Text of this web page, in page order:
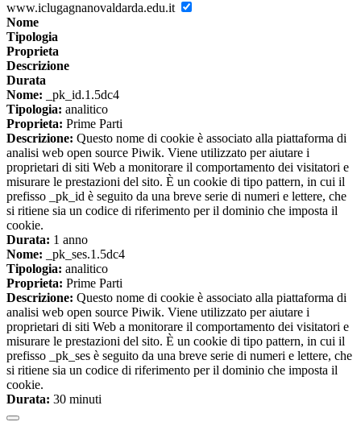
www.iclugagnanovaldarda.edu.it
Nome
Tipologia
Proprieta
Descrizione
Durata
Nome: _pk_id.1.5dc4
Tipologia: analitico
Proprieta: Prime Parti
Descrizione: Questo nome di cookie è associato alla piattaforma di
analisi web open source Piwik. Viene utilizzato per aiutare i
proprietari di siti Web a monitorare il comportamento dei visitatori e
misurare le prestazioni del sito. È un cookie di tipo pattern, in cui il
prefisso _pk_id è seguito da una breve serie di numeri e lettere, che
si ritiene sia un codice di riferimento per il dominio che imposta il
cookie.
Durata: 1 anno
Nome: _pk_ses.1.5dc4
Tipologia: analitico
Proprieta: Prime Parti
Descrizione: Questo nome di cookie è associato alla piattaforma di
analisi web open source Piwik. Viene utilizzato per aiutare i
proprietari di siti Web a monitorare il comportamento dei visitatori e
misurare le prestazioni del sito. È un cookie di tipo pattern, in cui il
prefisso _pk_ses è seguito da una breve serie di numeri e lettere, che
si ritiene sia un codice di riferimento per il dominio che imposta il
cookie.
Durata: 30 minuti